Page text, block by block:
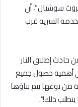
سوشيال”، أن
السرية قرب
حادث إطلاق النار
أهمية حصول جميع
نوعها يتم بناؤها
ذلك!”.